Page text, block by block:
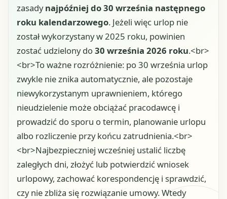
zasadynajpóźniej do 30 września następnego
roku kalendarzowego. Jeżeli więc urlop nie
został wykorzystany w 2025 roku, powinien
zostać udzielony do30 września 2026 roku.<br>
<br>To ważne rozróżnienie: po 30 września urlop
zwykle nie znika automatycznie, ale pozostaje
niewykorzystanym uprawnieniem, którego
nieudzielenie może obciążać pracodawcę i
prowadzić do sporu o termin, planowanie urlopu
albo rozliczenie przy końcu zatrudnienia.<br>
<br>Najbezpieczniej wcześniej ustalić liczbę
zaległych dni, złożyć lub potwierdzić wniosek
urlopowy, zachować korespondencję i sprawdzić,
czy nie zbliża się rozwiązanie umowy. Wtedy